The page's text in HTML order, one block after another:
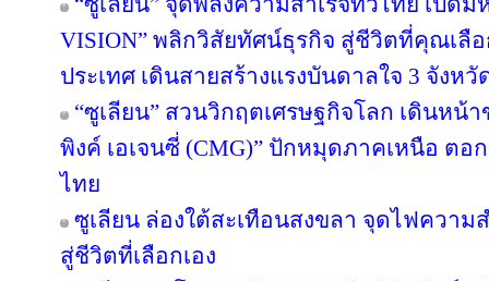
VISION” พลิกวิสัยทัศน์ธุรกิจ สู่ชีวิตที่คุณเลื
ประเทศ เดินสายสร้างแรงบันดาลใจ 3 จังห
“ซูเลียน” สวนวิกฤตเศรษฐกิจโลก เดินหน้
พิงค์ เอเจนซี่ (CMG)” ปักหมุดภาคเหนือ ตอ
ไทย
ซูเลียน ล่องใต้สะเทือนสงขลา จุดไฟความ
สู่ชีวิตที่เลือกเอง